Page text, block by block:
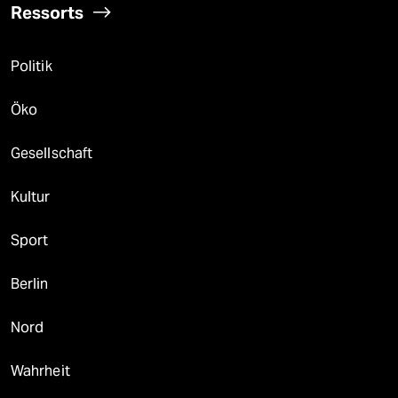
Ressorts
Politik
Öko
Gesellschaft
Kultur
Sport
Berlin
Nord
Wahrheit